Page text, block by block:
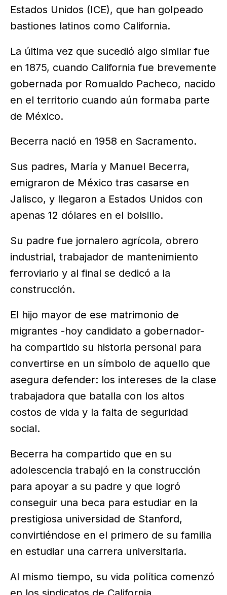
Estados Unidos (ICE), que han golpeado
bastiones latinos como California.
La última vez que sucedió algo similar fue
en 1875, cuando California fue brevemente
gobernada por Romualdo Pacheco, nacido
en el territorio cuando aún formaba parte
de México.
Becerra nació en 1958 en Sacramento.
Sus padres, María y Manuel Becerra,
emigraron de México tras casarse en
Jalisco, y llegaron a Estados Unidos con
apenas 12 dólares en el bolsillo.
Su padre fue jornalero agrícola, obrero
industrial, trabajador de mantenimiento
ferroviario y al final se dedicó a la
construcción.
El hijo mayor de ese matrimonio de
migrantes -hoy candidato a gobernador-
ha compartido su historia personal para
convertirse en un símbolo de aquello que
asegura defender: los intereses de la clase
trabajadora que batalla con los altos
costos de vida y la falta de seguridad
social.
Becerra ha compartido que en su
adolescencia trabajó en la construcción
para apoyar a su padre y que logró
conseguir una beca para estudiar en la
prestigiosa universidad de Stanford,
convirtiéndose en el primero de su familia
en estudiar una carrera universitaria.
Al mismo tiempo, su vida política comenzó